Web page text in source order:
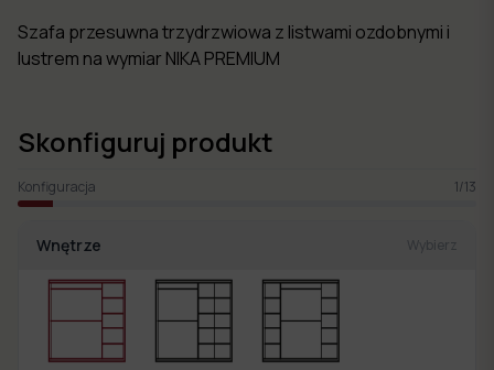
Szafa przesuwna trzydrzwiowa z listwami ozdobnymi i
lustrem na wymiar NIKA PREMIUM
Skonfiguruj produkt
Konfiguracja 1/13
Wnętrze Wybierz